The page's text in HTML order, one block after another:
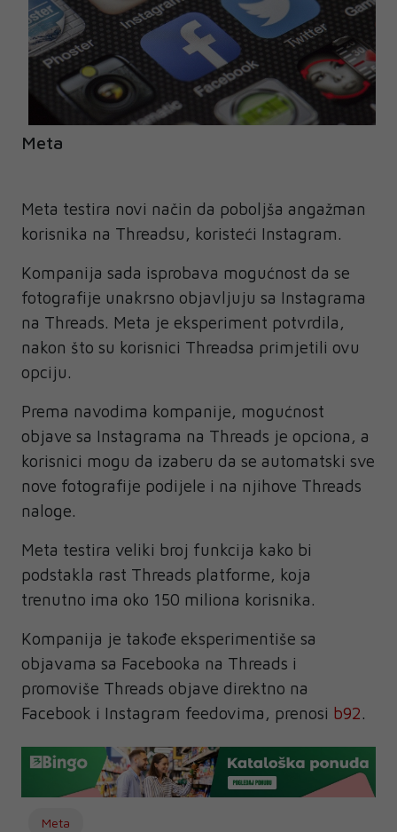
Meta
Meta testira novi način da poboljša angažman
korisnika na Threadsu, koristeći Instagram.
Kompanija sada isprobava mogućnost da se
fotografije unakrsno objavljuju sa Instagrama
na Threads. Meta je eksperiment potvrdila,
nakon što su korisnici Threadsa primjetili ovu
opciju.
Prema navodima kompanije, mogućnost
objave sa Instagrama na Threads je opciona, a
korisnici mogu da izaberu da se automatski sve
nove fotografije podijele i na njihove Threads
naloge.
Meta testira veliki broj funkcija kako bi
podstakla rast Threads platforme, koja
trenutno ima oko 150 miliona korisnika.
Kompanija je takođe eksperimentiše sa
objavama sa Facebooka na Threads i
promoviše Threads objave direktno na
Facebook i Instagram feedovima, prenosi b92.
Meta